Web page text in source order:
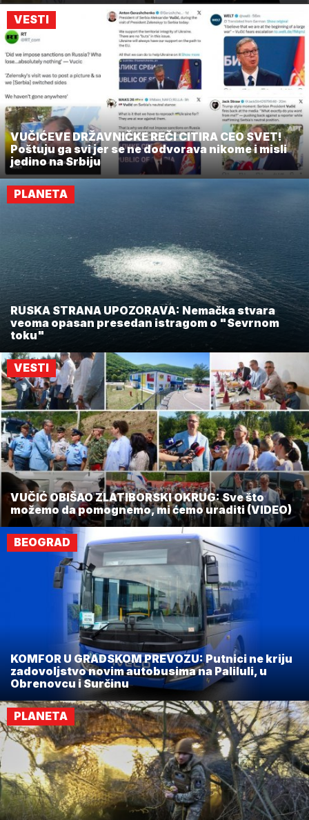
VESTI
VUČIĆEVE DRŽAVNIČKE REČI CITIRA CEO SVET!
Poštuju ga svi jer se ne dodvorava nikome i misli
jedino na Srbiju
PLANETA
RUSKA STRANA UPOZORAVA: Nemačka stvara
veoma opasan presedan istragom o "Sevrnom
toku"
VESTI
VUČIĆ OBIŠAO ZLATIBORSKI OKRUG: Sve što
možemo da pomognemo, mi ćemo uraditi (VIDEO)
BEOGRAD
KOMFOR U GRADSKOM PREVOZU: Putnici ne kriju
zadovoljstvo novim autobusima na Paliluli, u
Obrenovcu i Surčinu
PLANETA